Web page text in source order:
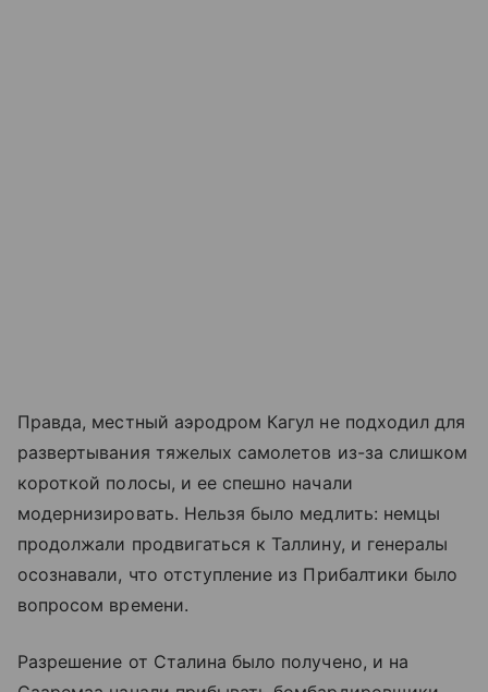
Правда, местный аэродром Кагул не подходил для
развертывания тяжелых самолетов из-за слишком
короткой полосы, и ее спешно начали
модернизировать. Нельзя было медлить: немцы
продолжали продвигаться к Таллину, и генералы
осознавали, что отступление из Прибалтики было
вопросом времени.
Разрешение от Сталина было получено, и на